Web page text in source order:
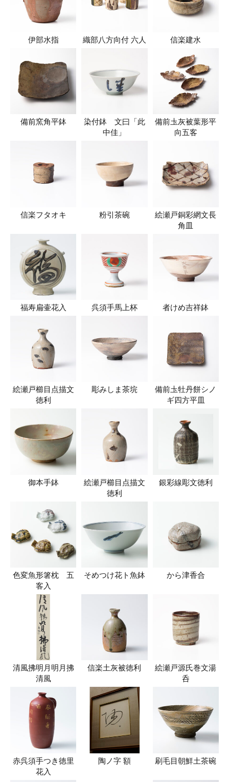
伊部水指 織部八方向付 六人 信楽建水
備前窯角平鉢
染付鉢 文曰「此
中佳」
備前圡灰被葉形平
向五客
信楽フタオキ 粉引茶碗
絵瀬戸銅彩網文長
角皿
福寿扁壷花入 呉須手馬上杯 者けめ吉祥鉢
絵瀬戸櫛目点描文
徳利
彫みしま茶垸
備前圡牡丹餅シノ
ギ四方平皿
御本手鉢
絵瀬戸櫛目点描文
徳利
銀彩線彫文徳利
色変魚形箸枕 五
客入
そめつけ花ト魚鉢 から津香合
清風拂明月明月拂
清風
信楽土灰被徳利
絵瀬戸源氏巻文湯
呑
赤呉須手つき徳里
花入
陶ノ字 額 刷毛目朝鮮土茶碗